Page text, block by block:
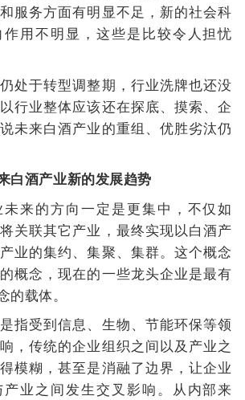
服务方面有明显不足，新的社会科
用不明显，这些是比较令人担忧
处于转型调整期，行业洗牌也还没
行业整体应该还在探底、摸索、企
未来白酒产业的重组、优胜劣汰仍
白酒产业新的发展趋势
来的方向一定是更集中，不仅如
关联其它产业，最终实现以白酒产
业的集约、集聚、集群。这个概念
概念，现在的一些龙头企业是最有
的载体。
指受到信息、生物、节能环保等领
，传统的企业组织之间以及产业之
模糊，甚至是消融了边界，让企业
业之间发生交叉影响。从内部来